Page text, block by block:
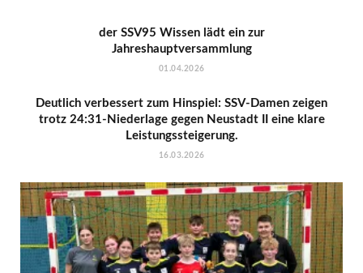
der SSV95 Wissen lädt ein zur
Jahreshauptversammlung
01.04.2026
Deutlich verbessert zum Hinspiel: SSV-Damen zeigen
trotz 24:31-Niederlage gegen Neustadt II eine klare
Leistungssteigerung.
16.03.2026